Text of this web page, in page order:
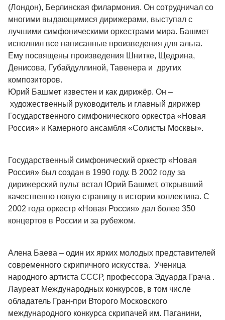
(Лондон), Берлинская филармония. Он сотрудничал со
многими выдающимися дирижерами, выступал с
лучшими симфоническими оркестрами мира. Башмет
исполнил все написанные произведения для альта.
Ему посвящены произведения Шнитке, Щедрина,
Денисова, Губайдуллиной, Тавенера и других
композиторов.
Юрий Башмет известен и как дирижёр. Он –
художественный руководитель и главный дирижер
Государственного симфонического оркестра «Новая
Россия» и Камерного ансамбля «Солисты Москвы».
Государственный симфонический оркестр «Новая
Россия» был создан в 1990 году. В 2002 году за
дирижерский пульт встал Юрий Башмет, открывший
качественно новую страницу в истории коллектива. С
2002 года оркестр «Новая Россия» дал более 350
концертов в России и за рубежом.
Алена Баева – один их ярких молодых представителей
современного скрипичного искусства. Ученица
народного артиста СССР, профессора Эдуарда Грача .
Лауреат Международных конкурсов, в том числе
обладатель Гран-при Второго Московского
международного конкурса скрипачей им. Паганини,